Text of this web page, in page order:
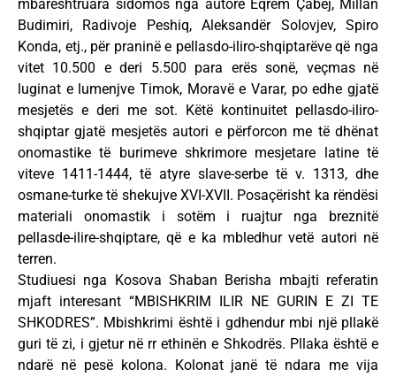
mbarështruara sidomos nga autorë Eqrem Çabej, Millan
Budimiri, Radivoje Peshiq, Aleksandër Solovjev, Spiro
Konda, etj., për praninë e pellasdo-iliro-shqiptarëve që nga
vitet 10.500 e deri 5.500 para erës sonë, veçmas në
luginat e lumenjve Timok, Moravë e Varar, po edhe gjatë
mesjetës e deri me sot. Këtë kontinuitet pellasdo-iliro-
shqiptar gjatë mesjetës autori e përforcon me të dhënat
onomastike të burimeve shkrimore mesjetare latine të
viteve 1411-1444, të atyre slave-serbe të v. 1313, dhe
osmane-turke të shekujve XVI-XVII. Posaçërisht ka rëndësi
materiali onomastik i sotëm i ruajtur nga breznitë
pellasde-ilire-shqiptare, që e ka mbledhur vetë autori në
terren.
Studiuesi nga Kosova Shaban Berisha mbajti referatin
mjaft interesant “MBISHKRIM ILIR NE GURIN E ZI TE
SHKODRES”. Mbishkrimi është i gdhendur mbi një pllakë
guri të zi, i gjetur në rr ethinën e Shkodrës. Pllaka është e
ndarë në pesë kolona. Kolonat janë të ndara me vija